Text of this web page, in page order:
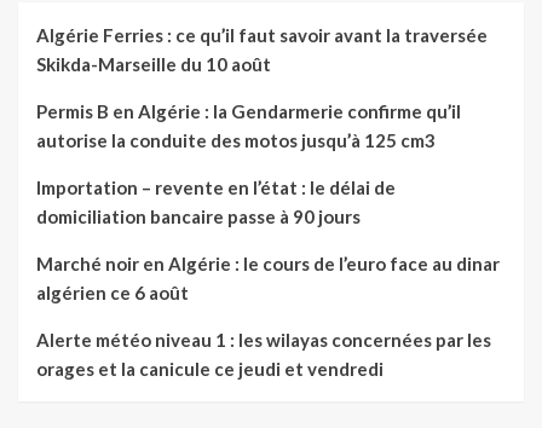
Algérie Ferries : ce qu’il faut savoir avant la traversée
Skikda-Marseille du 10 août
Permis B en Algérie : la Gendarmerie confirme qu’il
autorise la conduite des motos jusqu’à 125 cm3
Importation – revente en l’état : le délai de
domiciliation bancaire passe à 90 jours
Marché noir en Algérie : le cours de l’euro face au dinar
algérien ce 6 août
Alerte météo niveau 1 : les wilayas concernées par les
orages et la canicule ce jeudi et vendredi